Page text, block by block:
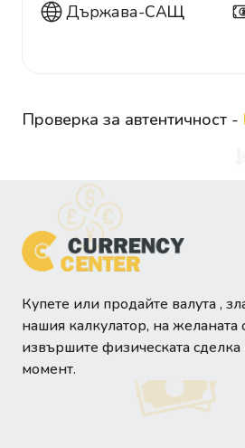
Държава-САЩ 2
Проверка за автентичност -
Купете или продайте валута ,
нашия калкулатор, на желаната
извършите физическата сделка
момент.